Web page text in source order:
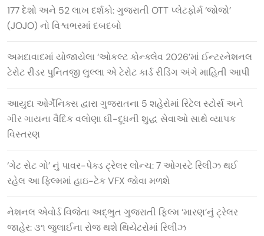
177 દેશો અને 52 લાખ દર્શકો: ગુજરાતી OTT પ્લેટફોર્મ ‘જોજો’
(JOJO) નો વિશ્વભરમાં દબદબો
અમદાવાદમાં યોજાયેલા ‘ઓકલ્ટ કોન્ક્લેવ 2026’માં ઈન્ટરનેશનલ
ટેરોટ રીડર પુનિતજી લુલ્લા એ ટેરોટ કાર્ડ રીડિંગ અંગે માહિતી આપી
આયુદા ઓર્ગેનિક્સ દ્વારા ગુજરાતના 5 શહેરોમાં રિટેલ સ્ટોર્સ અને
ગીર ગાયના વૈદિક વલોણા ઘી-દૂધની શુદ્ધ સેવાઓ સાથે વ્યાપક
વિસ્તરણ
‘ગેટ સેટ ગો’ નું પાવર-પેક્ડ ટ્રેલર લોન્ચ: 7 ઓગસ્ટે રિલીઝ થઈ
રહેલ આ ફિલ્મમાં હાઇ-ટેક VFX જોવા મળશે
નેશનલ એવોર્ડ વિજેતા અદ્ભુત ગુજરાતી ફિલ્મ ‘મારણ’નું ટ્રેલર
જાહેર: ૩૧ જુલાઈના રોજ થશે થિયેટરોમાં રિલીઝ